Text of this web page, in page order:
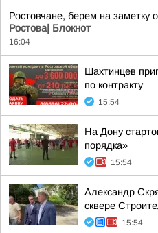
Ростовчане, берем на заметку
Ростова| Блокнот
16:04
Шахтинцев
по контракту
15:54
На Дону
порядка»
15:54
Александр
сквере
15:54